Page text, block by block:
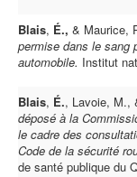
Blais, É., & Maurice,
permise dans le sang
automobile. Institut
Blais, É., Lavoie, M.,
déposé à la
le cadre des
Code de la sécurité
de santé publique du